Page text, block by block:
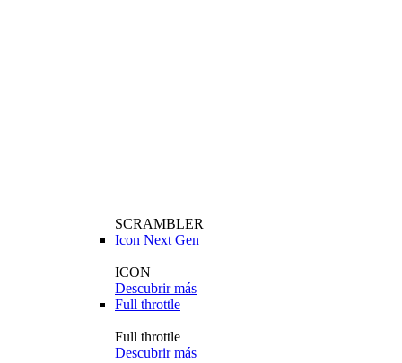
SCRAMBLER
Icon Next Gen
ICON
Descubrir más
Full throttle
Full throttle
Descubrir más